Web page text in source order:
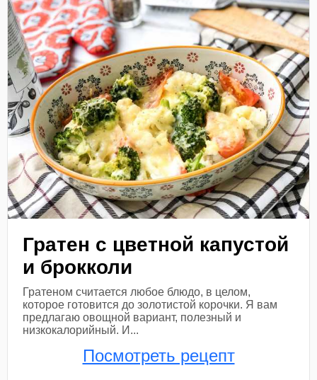
Гратен с цветной капустой
и брокколи
Гратеном считается любое блюдо, в целом,
которое готовится до золотистой корочки. Я вам
предлагаю овощной вариант, полезный и
низкокалорийный. И...
Посмотреть рецепт